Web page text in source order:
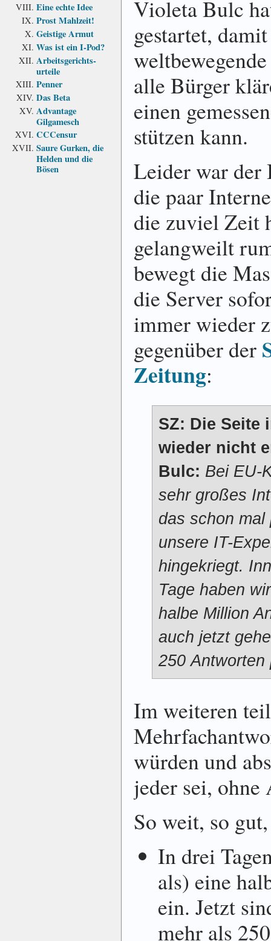
Eine echte Idee
Prost Mahlzeit!
Geistige Armut
Was ist ein I-Pod?
Arbeits­gerichts­
urteile
Penner
Das Beta
Advantage
Gilgamesch
CCCensur
Saure Gurken, die
Helden und die
Bösen
Violeta Bulc
gestartet,
alle Bürger
einen
stützen kann.
Leider war
die paar
die zuviel Zeit
gelangweilt
bewegt die
die Server
immer wieder
gegenüber der
Zeitung:
SZ: Die Seite
wieder nicht
Bulc: Bei EU-
sehr großes
das schon mal
unsere IT-
hingekriegt.
Tage haben
halbe Million
auch jetzt
250 Antworten
Im weiteren
würden und
jeder sei, ohne
So weit, so
In drei
als) eine
ein. Jetzt
mehr als